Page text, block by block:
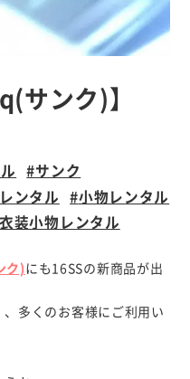
サンク)】
サンク
ンタル
小物レンタル
衣装小物レンタル
ク) にも16SSの新商品が出
多くのお客様にご利用い